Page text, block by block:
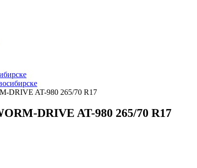
AT-980 265/70 R17
DRIVE AT-980 265/70 R17